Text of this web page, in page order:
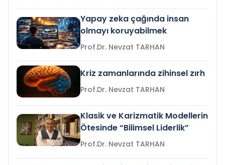
Yapay zeka çağında insan
olmayı koruyabilmek
Prof.Dr. Nevzat TARHAN
Kriz zamanlarında zihinsel zırh
Prof.Dr. Nevzat TARHAN
Klasik ve Karizmatik Modellerin
Ötesinde “Bilimsel Liderlik”
Prof.Dr. Nevzat TARHAN